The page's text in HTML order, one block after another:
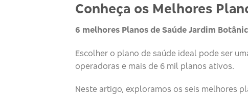
Conheça os Melhores
6 melhores Planos de Saúde Jardim
Escolher o plano de saúde ideal pode ser
operadoras e mais de 6 mil planos ativos.
Neste artigo, exploramos os seis melhores